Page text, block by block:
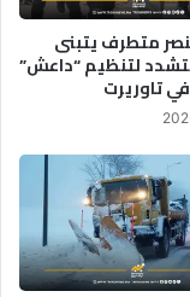
متطرف يتبنى
لتنظيم “داعش”
تاوريرت